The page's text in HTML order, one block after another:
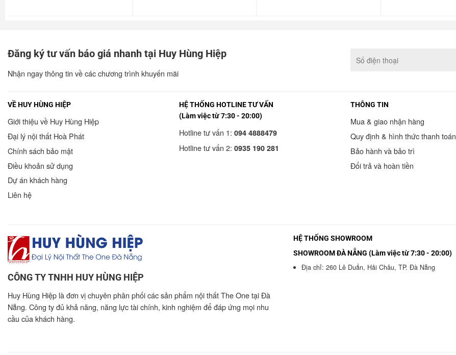
Đăng ký tư vấn báo giá nhanh tại Huy Hùng Hiệp
Nhận ngay thông tin về các chương trình khuyến mãi
VỀ HUY HÙNG HIỆP
Giới thiệu về Huy Hùng Hiệp
Đại lý nội thất Hoà Phát
Chính sách bảo mật
Điều khoản sử dụng
Dự án khách hàng
Liên hệ
HỆ THỐNG HOTLINE TƯ VẤN
(Làm việc từ 7:30 - 20:00)
Hotline tư vấn 1: 094 4888479
Hotline tư vấn 2: 0935 190 281
THÔNG TIN
Mua & giao nhận hàng
Quy định & hình thức thanh toán
Bảo hành và bảo trì
Đổi trả và hoàn tiền
CÔNG TY TNHH HUY HÙNG HIỆP
Huy Hùng Hiệp là đơn vị chuyên phân phối các sản phẩm nội thất The One tại Đà
Nẵng. Công ty đủ khả năng, năng lực tài chính, kinh nghiệm để đáp ứng mọi nhu
cầu của khách hàng.
HỆ THỐNG SHOWROOM
SHOWROOM ĐÀ NẴNG (Làm việc từ 7:30 - 20:00)
Địa chỉ: 260 Lê Duẩn, Hải Châu, TP. Đà Nẵng